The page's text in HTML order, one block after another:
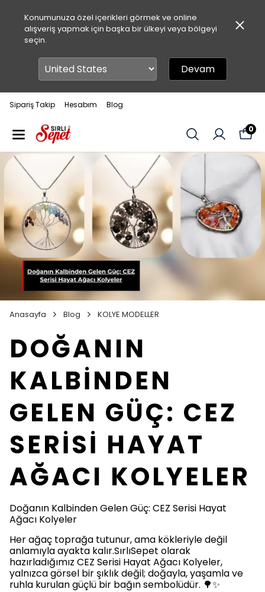
Konumunuza özel içerikleri görmek ve online
alışveriş yapmak için başka bir ülkeyi veya bölgeyi
seçin.
Devam
Sipariş Takip Hesabım Blog
0
Anasayfa Blog KOLYE MODELLER
DOĞANIN
KALBİNDEN
GELEN GÜÇ: CEZ
SERİSİ HAYAT
AĞACI KOLYELER
Doğanın Kalbinden Gelen Güç: CEZ Serisi Hayat
Ağacı Kolyeler
Her ağaç toprağa tutunur, ama kökleriyle değil
anlamıyla ayakta kalır.SırlıSepet olarak
hazırladığımız CEZ Serisi Hayat Ağacı Kolyeler,
yalnızca görsel bir şıklık değil; doğayla, yaşamla ve
ruhla kurulan güçlü bir bağın sembolüdür. 🌳✨